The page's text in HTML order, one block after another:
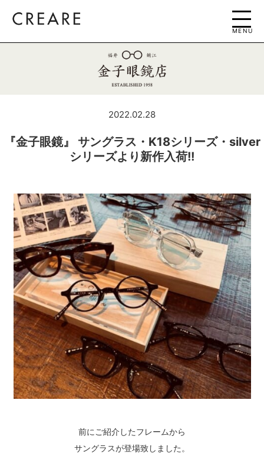
MENU
2022.02.28
『金子眼鏡』 サングラス・K18シリーズ・silver
シリーズより新作入荷!!
前にご紹介したフレームから
サングラスが登場致しました。